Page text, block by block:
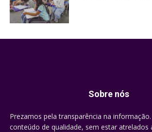
Sobre nós
Prezamos pela transparência na
conteúdo de qualidade, sem estar atrelados